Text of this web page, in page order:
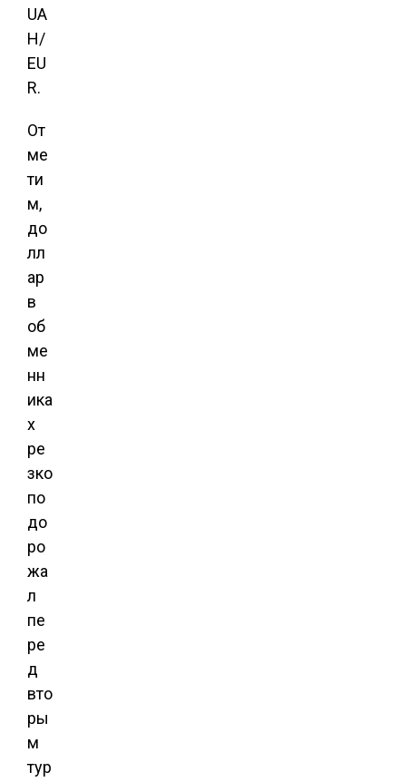
UA
H/
EU
R.
От
ме
ти
м,
до
лл
ар
в
об
ме
нн
ика
х
ре
зко
по
до
ро
жа
л
пе
ре
д
вто
ры
м
тур